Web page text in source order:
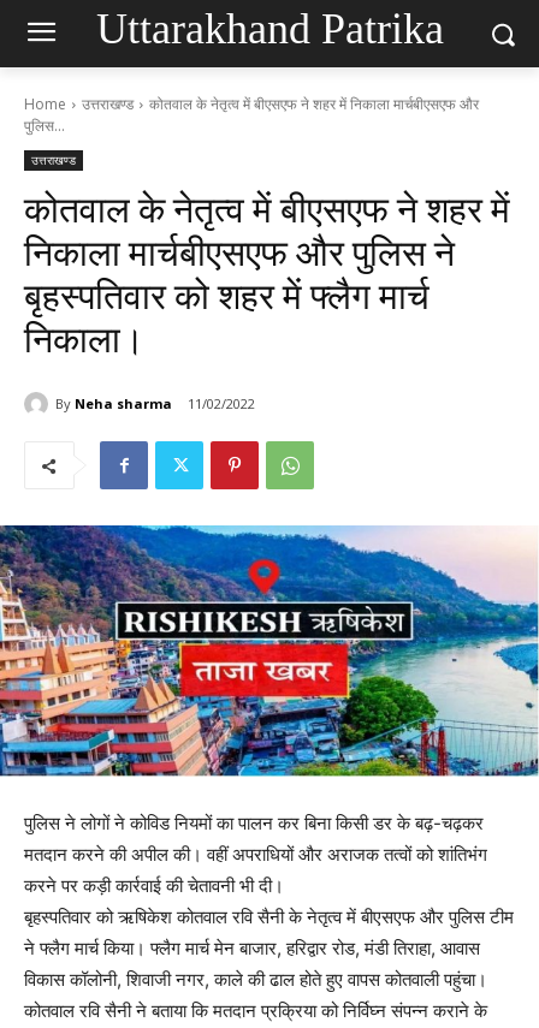
Uttarakhand Patrika
Home उत्तराखण्ड
कोतवाल के नेतृत्व में बीएसएफ ने शहर में निकाला मार्चबीएसएफ और
पुलिस...
उत्तराखण्ड
कोतवाल के नेतृत्व में बीएसएफ ने शहर में
निकाला मार्चबीएसएफ और पुलिस ने
बृहस्पतिवार को शहर में फ्लैग मार्च
निकाला।
By Neha sharma 11/02/2022
पुलिस ने लोगों ने कोविड नियमों का पालन कर बिना किसी डर के बढ़-चढ़कर
मतदान करने की अपील की। वहीं अपराधियों और अराजक तत्वों को शांतिभंग
करने पर कड़ी कार्रवाई की चेतावनी भी दी।
बृहस्पतिवार को ऋषिकेश कोतवाल रवि सैनी के नेतृत्व में बीएसएफ और पुलिस टीम
ने फ्लैग मार्च किया। फ्लैग मार्च मेन बाजार, हरिद्वार रोड, मंडी तिराहा, आवास
विकास कॉलोनी, शिवाजी नगर, काले की ढाल होते हुए वापस कोतवाली पहुंचा।
कोतवाल रवि सैनी ने बताया कि मतदान प्रक्रिया को निर्विघ्न संपन्न कराने के